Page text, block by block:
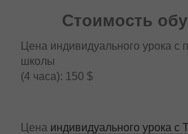
Стоимость
Цена индивидуального урока с
школы
(4 часа): 150 $
Цена индивидуального урока с